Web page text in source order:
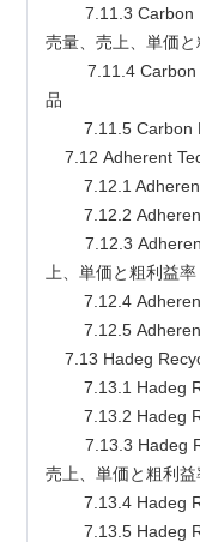
        7.11.3 Carbon Fiber Recycling CFRPリサイクル の販
売量、売上、単価と
品
7.11.5
7.12 Adherent
7.12.1
7.12.2
        7.12.3 Adherent Tech CFRPリサイクル の販売量、売
上、単価と粗利益
7.12.4
7.12.5
7.13 Hadeg
7.13.1
7.13.2
売上、単価と粗利益
7.13.4
7.13.5